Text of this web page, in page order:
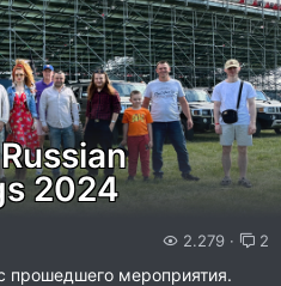
2024
2.279 2
прошедшего мероприятия.